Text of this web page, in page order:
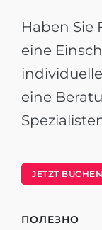
Haben Sie
eine
eine
JETZT
ПОЛЕЗНО